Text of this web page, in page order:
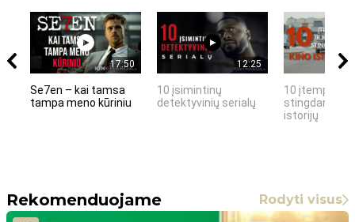
17:50
Se7en – kai tamsa
tampa meno kūriniu
12:25
10 įsimintinų
detektyvinių serialų
10 įtemptų,
stingdančių
istorijų
Rekomenduojame Rodyti visus